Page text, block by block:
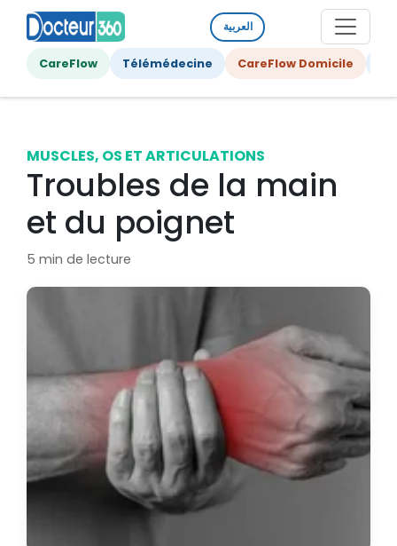
العربية
CareFlow Télémédecine CareFlow Domicile
MUSCLES, OS ET ARTICULATIONS
Troubles de la main
et du poignet
5 min de lecture